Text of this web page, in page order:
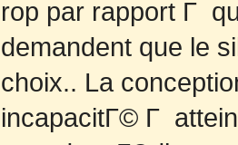
rop par rapport Г
demandent que le
choix.. La
incapacitГ© Г